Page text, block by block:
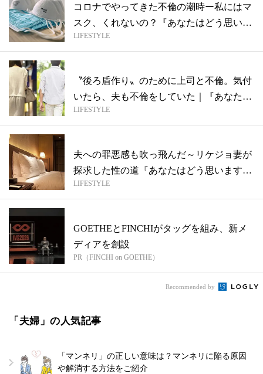
コロナでやってきた不倫の潮時ー私にはマ
スク、くれないの？『あなたはどう思いま
すか...
LIFESTYLE
〝後ろ盾作り〟のために上司と不倫。気付
いたら、夫も不倫をしていた｜『あなたは
どう...
LIFESTYLE
夫への罪悪感も吹っ飛んだ～リケジョ妻が
探求した性の道『あなたはどう思います
か？』
LIFESTYLE
GOETHEとFINCHIがタッグを組み、新メ
ディアを創設
PR（FINCHI on GOETHE）
Recommended by
「夫婦」の人気記事
「マンネリ」の正しい意味は？マンネリに陥る原因
や解消する方法をご紹介